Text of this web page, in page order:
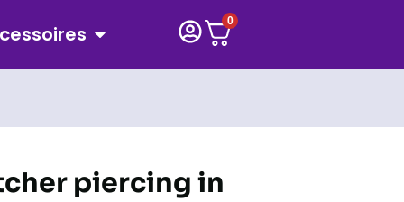
0
piercing in